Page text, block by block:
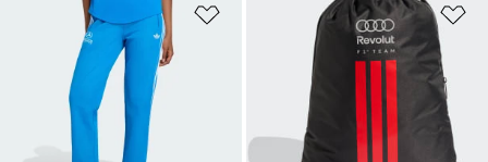
Προσθήκη στη Λίστα Επιθυμιών